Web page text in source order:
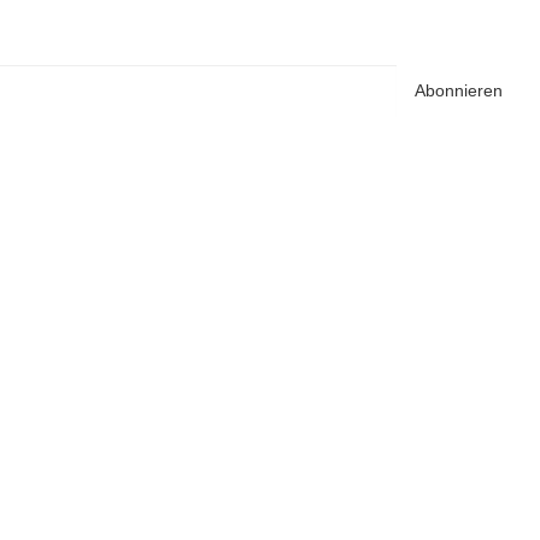
Abonnieren